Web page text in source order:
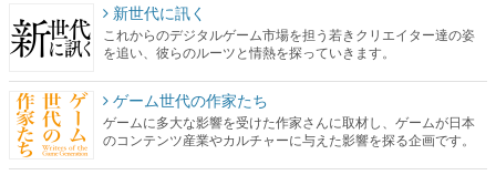
新世代に訊く
これからのデジタルゲーム市場を担う若きクリエイター達の姿
を追い、彼らのルーツと情熱を探っていきます。
ゲーム世代の作家たち
ゲームに多大な影響を受けた作家さんに取材し、ゲームが日本
のコンテンツ産業やカルチャーに与えた影響を探る企画です。